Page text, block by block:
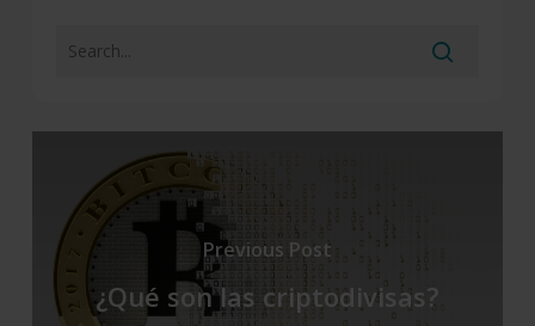
Previous Post
¿Qué son las criptodivisas?